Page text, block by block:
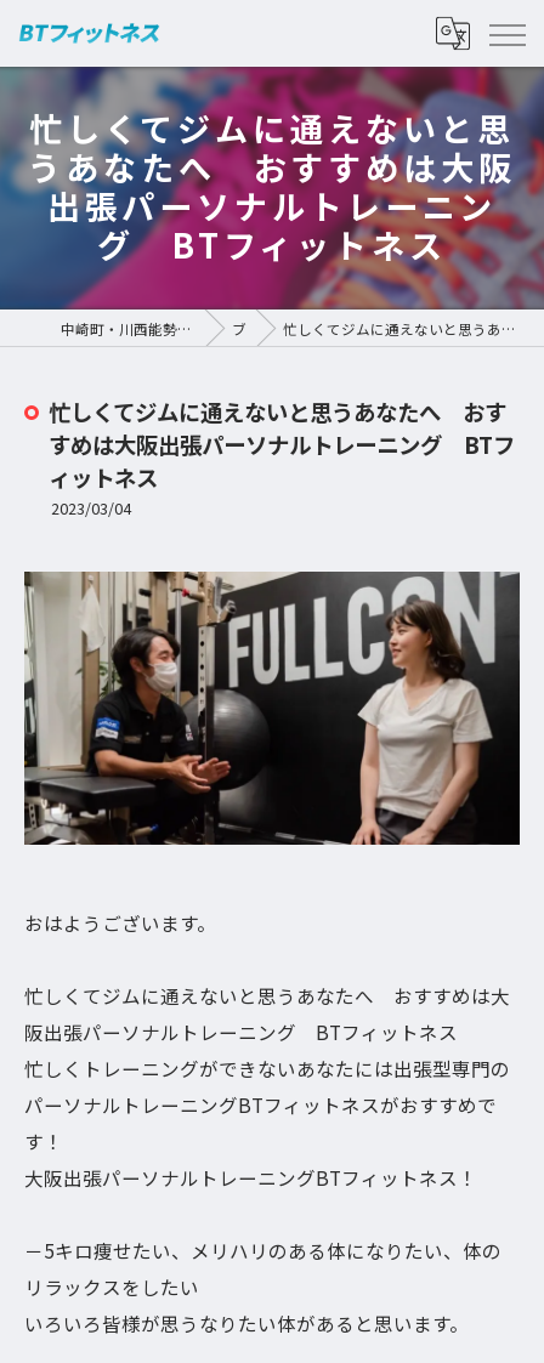
忙しくてジムに通えないと思
うあなたへ おすすめは大阪
出張パーソナルトレーニン
グ BTフィットネス
中崎町・川西能勢口のパーソナルジムなら | BTフィットネス ブログ 忙しくてジムに通えないと思うあなたへ おすすめは大阪出張パーソナルトレーニング BTフィットネス
忙しくてジムに通えないと思うあなたへ おす
すめは大阪出張パーソナルトレーニング BTフ
ィットネス
2023/03/04
おはようございます。
忙しくてジムに通えないと思うあなたへ おすすめは大
阪出張パーソナルトレーニング BTフィットネス
忙しくトレーニングができないあなたには出張型専門の
パーソナルトレーニングBTフィットネスがおすすめで
す！
大阪出張パーソナルトレーニングBTフィットネス！
－5キロ痩せたい、メリハリのある体になりたい、体の
リラックスをしたい
いろいろ皆様が思うなりたい体があると思います。